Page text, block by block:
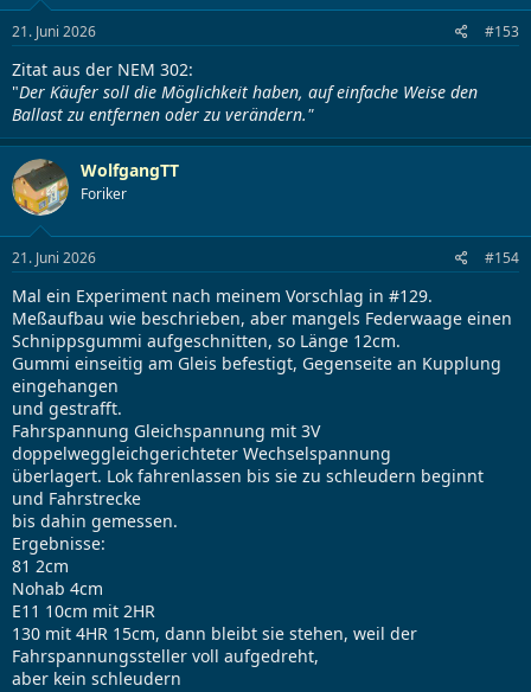
21. Juni 2026 #153
Zitat aus der NEM 302:
"Der Käufer soll die Möglichkeit haben, auf einfache Weise den
Ballast zu entfernen oder zu verändern."
WolfgangTT
Foriker
21. Juni 2026 #154
Mal ein Experiment nach meinem Vorschlag in #129.
Meßaufbau wie beschrieben, aber mangels Federwaage einen
Schnippsgummi aufgeschnitten, so Länge 12cm.
Gummi einseitig am Gleis befestigt, Gegenseite an Kupplung
eingehangen
und gestrafft.
Fahrspannung Gleichspannung mit 3V
doppelweggleichgerichteter Wechselspannung
überlagert. Lok fahrenlassen bis sie zu schleudern beginnt
und Fahrstrecke
bis dahin gemessen.
Ergebnisse:
81 2cm
Nohab 4cm
E11 10cm mit 2HR
130 mit 4HR 15cm, dann bleibt sie stehen, weil der
Fahrspannungssteller voll aufgedreht,
aber kein schleudern